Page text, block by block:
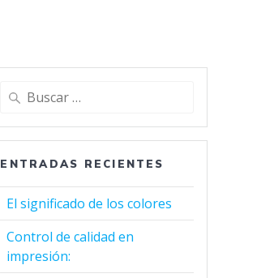
ENTRADAS RECIENTES
El significado de los colores
Control de calidad en
impresión: